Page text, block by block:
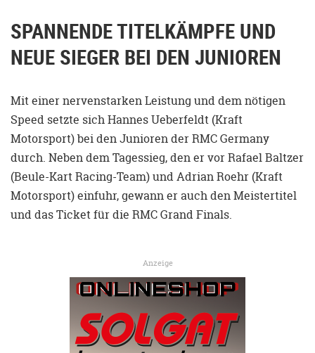
SPANNENDE TITELKÄMPFE UND
NEUE SIEGER BEI DEN JUNIOREN
Mit einer nervenstarken Leistung und dem nötigen
Speed setzte sich Hannes Ueberfeldt (Kraft
Motorsport) bei den Junioren der RMC Germany
durch. Neben dem Tagessieg, den er vor Rafael Baltzer
(Beule-Kart Racing-Team) und Adrian Roehr (Kraft
Motorsport) einfuhr, gewann er auch den Meistertitel
und das Ticket für die RMC Grand Finals.
Anzeige